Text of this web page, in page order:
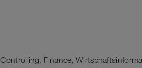
Finance,